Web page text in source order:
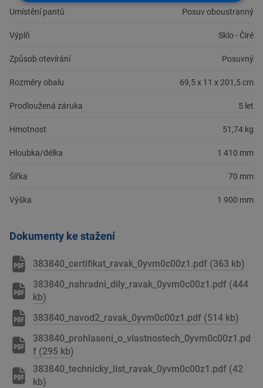
Umístění pantů Posuv oboustranný
Výplň Sklo - Čiré
Způsob otevírání Posuvný
Rozměry obalu 69,5 x 11 x 201,5 cm
Prodloužená záruka 5 let
Hmotnost 51,74 kg
Hloubka/délka 1 410 mm
Šířka 70 mm
Výška 1 900 mm
Dokumenty ke stažení
383840_certifikat_ravak_0yvm0c00z1.pdf (363 kb)
383840_nahradni_dily_ravak_0yvm0c00z1.pdf (444
kb)
383840_navod2_ravak_0yvm0c00z1.pdf (514 kb)
383840_prohlaseni_o_vlastnostech_0yvm0c00z1.pd
f (295 kb)
383840_technicky_list_ravak_0yvm0c00z1.pdf (42
kb)